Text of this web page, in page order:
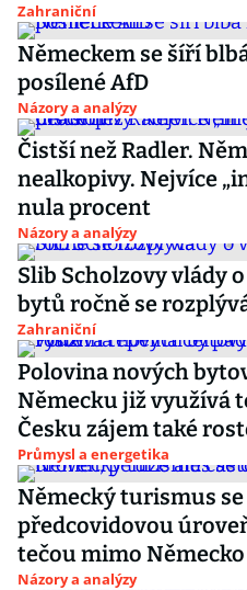
Zahraniční
Německem se šíří
posílené AfD
Názory a analýzy
Čistší než Radler.
nealkopivy. Nejvíce
nula procent
Názory a analýzy
Slib Scholzovy vlády
bytů ročně se
Zahraniční
Polovina nových
Německu již využívá
Česku zájem také
Průmysl a energetika
Německý turismus se
předcovidovou
tečou mimo Německo
Názory a analýzy